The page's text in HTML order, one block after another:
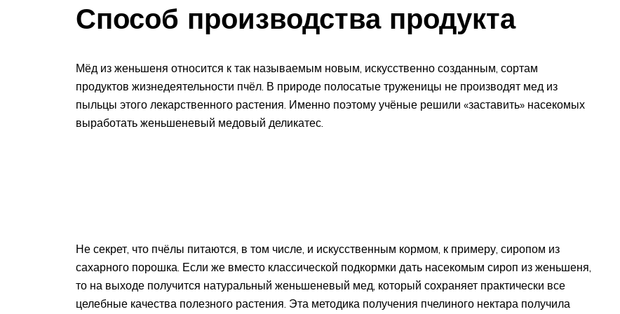
Способ производства продукта
Мёд из женьшеня относится к так называемым новым, искусственно созданным, сортам
продуктов жизнедеятельности пчёл. В природе полосатые труженицы не производят мед из
пыльцы этого лекарственного растения. Именно поэтому учёные решили «заставить» насекомых
выработать женьшеневый медовый деликатес.
Не секрет, что пчёлы питаются, в том числе, и искусственным кормом, к примеру, сиропом из
сахарного порошка. Если же вместо классической подкормки дать насекомым сироп из женьшеня,
то на выходе получится натуральный женьшеневый мед, который сохраняет практически все
целебные качества полезного растения. Эта методика получения пчелиного нектара получила